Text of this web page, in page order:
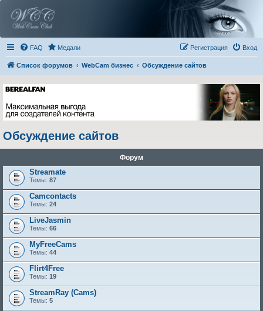
FAQ Медали Вход
Регистрация
Список форумов WebCam бизнес Обсуждение сайтов
Обсуждение сайтов
Форум
Streamate
Темы: 87
Camcontacts
Темы: 24
LiveJasmin
Темы: 66
MyFreeCams
Темы: 44
Flirt4Free
Темы: 19
StreamRay (Cams)
Темы: 5